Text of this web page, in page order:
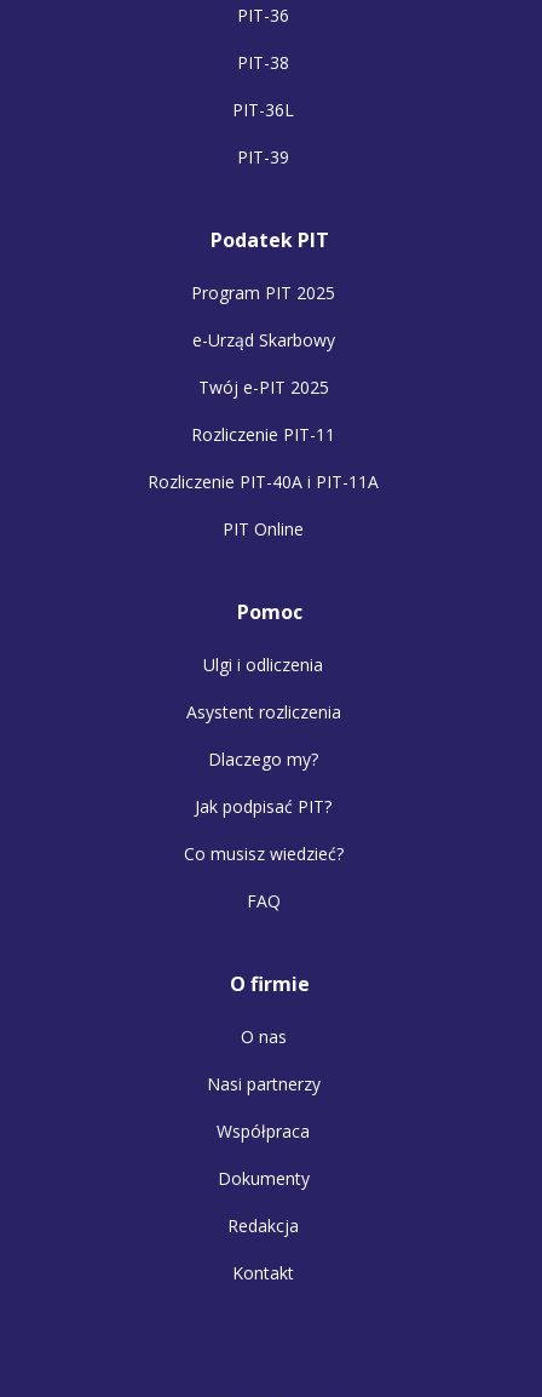
PIT-36
PIT-38
PIT-36L
PIT-39
Podatek PIT
Program PIT 2025
e-Urząd Skarbowy
Twój e-PIT 2025
Rozliczenie PIT-11
Rozliczenie PIT-40A i PIT-11A
PIT Online
Pomoc
Ulgi i odliczenia
Asystent rozliczenia
Dlaczego my?
Jak podpisać PIT?
Co musisz wiedzieć?
FAQ
O firmie
O nas
Nasi partnerzy
Współpraca
Dokumenty
Redakcja
Kontakt